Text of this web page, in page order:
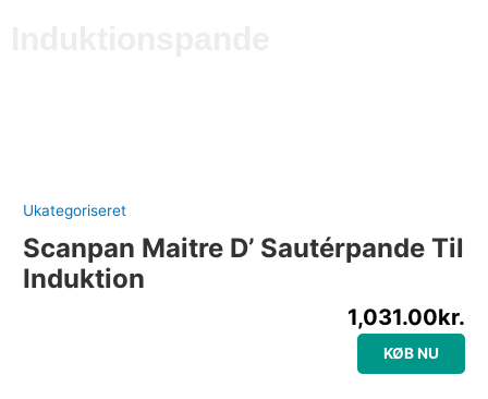
Ukategoriseret
Scanpan Maitre D’ Sautérpande Til
Induktion
1,031.00kr.
KØB NU